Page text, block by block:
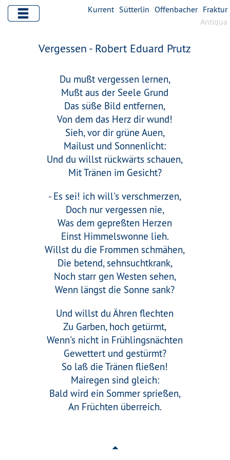
Kurrent Sütterlin Offenbacher Fraktur
Antiqua
Vergessen - Robert Eduard Prutz
Du mußt vergessen lernen,
Mußt aus der Seele Grund
Das süße Bild entfernen,
Von dem das Herz dir wund!
Sieh, vor dir grüne Auen,
Mailust und Sonnenlicht:
Und du willst rückwärts schauen,
Mit Tränen im Gesicht?
- Es sei! ich will's verschmerzen,
Doch nur vergessen nie,
Was dem gepreßten Herzen
Einst Himmelswonne lieh.
Willst du die Frommen schmähen,
Die betend, sehnsuchtkrank,
Noch starr gen Westen sehen,
Wenn längst die Sonne sank?
Und willst du Ähren flechten
Zu Garben, hoch getürmt,
Wenn's nicht in Frühlingsnächten
Gewettert und gestürmt?
So laß die Tränen fließen!
Mairegen sind gleich:
Bald wird ein Sommer sprießen,
An Früchten überreich.